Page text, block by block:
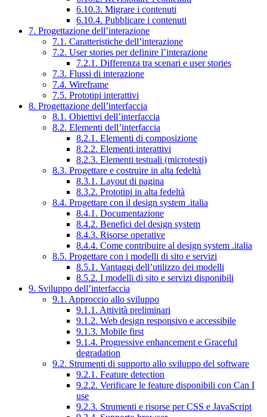
6.10.3. Migrare i contenuti
6.10.4. Pubblicare i contenuti
7. Progettazione dell’interazione
7.1. Caratteristiche dell’interazione
7.2. User stories per definire l’interazione
7.2.1. Differenza tra scenari e user stories
7.3. Flussi di interazione
7.4. Wireframe
7.5. Prototipi interattivi
8. Progettazione dell’interfaccia
8.1. Obiettivi dell’interfaccia
8.2. Elementi dell’interfaccia
8.2.1. Elementi di composizione
8.2.2. Elementi interattivi
8.2.3. Elementi testuali (microtesti)
8.3. Progettare e costruire in alta fedeltà
8.3.1. Layout di pagina
8.3.2. Prototipi in alta fedeltà
8.4. Progettare con il design system .italia
8.4.1. Documentazione
8.4.2. Benefici del design system
8.4.3. Risorse operative
8.4.4. Come contribuire al design system .italia
8.5. Progettare con i modelli di sito e servizi
8.5.1. Vantaggi dell’utilizzo dei modelli
8.5.2. I modelli di sito e servizi disponibili
9. Sviluppo dell’interfaccia
9.1. Approccio allo sviluppo
9.1.1. Attività preliminari
9.1.2. Web design responsivo e accessibile
9.1.3. Mobile first
9.1.4. Progressive enhancement e Graceful
degradation
9.2. Strumenti di supporto allo sviluppo del software
9.2.1. Feature detection
9.2.2. Verificare le feature disponibili con Can I
use
9.2.3. Strumenti e risorse per CSS e JavaScript